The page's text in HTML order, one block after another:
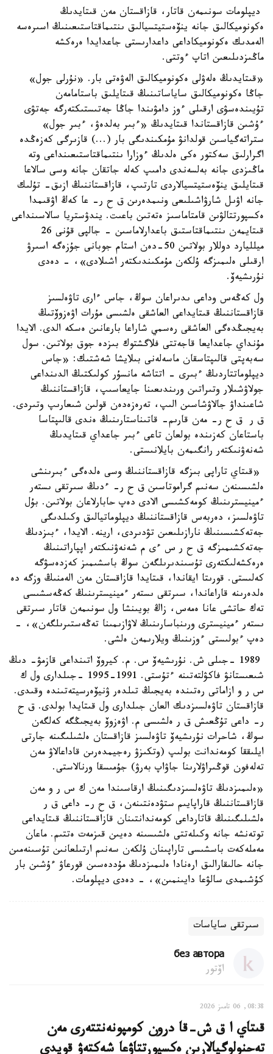
ديپلومات سونىمەن قاتار، قازاقستان مەن قىتايدىڭ
ەكونوميكالىق جانە ينۆەستيتسيالىق ىنتىماقتاستىعىنىڭ اسىرەسە
الەمدىك ەكونوميكاداعى داعدارىستى جاعدايدا ەرەكشە
ماڭىزدىلىعىن اتاپ ءوتتى.
«قىتايدىڭ ەلەۋلى ەكونوميكالىق الەۋەتى بار. «نۇرلى جول»
جاڭا ەكونوميكالىق ساياساتىنىڭ قىتايلىق باستامامەن
تۇيىندەسۋى ارقىلى ءوز دامۋىندا جاڭا جەتىستىكتەرگە جەتۋى
ءۇشىن قازاقستاندا قىتايدىڭ «ءبىر بەلدەۋ، ءبىر جول»
ستراتەگياسىن قولدانۋ مۇمكىندىگى بار (...) قازىرگى كەزەڭدە
اگرارلىق سەكتور ەكى ەلدىڭ ءوزارا ىنتىماقتاستىعىنداعى وتە
ماڭىزدى جانە بەلسەندى دامىپ كەلە جاتقان جانە وسى سالاعا
قىتايلىق ينۆەستيتسيالاردى تارتىپ، قازاقستاننىڭ ازىق- تۇلىك
جانە اۋىل شارۋاشىلىعى ونىمدەرىن ق ح ر- عا كەڭ اۋقىمدا
ەكسپورتتالۋىن قامتاماسىز ەتەتىن باعىت. يندۋستريا سالاسىنداعى
قىتايمەن ىنتىماقتاستىق باعدارلاماسىن - جالپى قۇنى 26
ميلليارد دوللار بولاتىن 50-دەن استام جوبانى جۇزەگە اسىرۋ
ارقىلى ەلىمىزگە ۇلكەن مۇمكىندىكتەر اشىلادى»، - دەدى
نۇرىشيەۆ.
ول كەڭەس وداعى ىدىراعان سوڭ، جاس ءارى تاۋەلسىز
قازاقستاننىڭ قىتايداعى العاشقى ەلشىسى مۇرات اۋەزوۆتىڭ
بەيجىڭدەگى العاشقى رەسمي شاراعا بارعانىن ەسكە الدى. الايدا
مۇنداي جاعدايعا قاجەتتى فلاگشتوك بىزدە جوق بولاتىن. سول
سەبەپتى قالىپتاسقان ماسەلەنى بىلايشا شەشتىك: «جاس
ديپلوماتتاردىڭ ءبىرى - اتتاشە مانسۇر كولىكتىڭ الدىنداعى
جولاۋشىلار وتىراتىن ورىندىعىنا جايعاسىپ، قازاقستاننىڭ
شاعىنداۋ جالاۋشاسىن الىپ، تەرەزەدەن قولىن شىعارىپ وتىردى.
ق ر ق ح ر- مەن قارىم- قاتىناستارىنىڭ ەندى قالىپتاسا
باستاعان كەزىندە بولعان تاعى ءبىر جاعداي قىتايدىڭ
شەنەۋنىكتەر رانگىمەن بايلانىستى.
«قىتاي تاراپى بىزگە قازاقستاننىڭ وسى ەلدەگى ءبىرىنشى
ەلشىسىنەن سەنىم گراموتاسىن ق ح ر- ءدىڭ سىرتقى ىستەر
ءمينيسترىنىڭ كومەكشىسى الادى دەپ حابارلاعان بولاتىن. بۇل
تاۋەلسىز، دەربەس قازاقستاننىڭ ديپلوماتيالىق وكىلدىگى
جەتەكشىسىنىڭ نارازىلىعىن تۋدىردى، ارينە. الايدا، ءبىزدىڭ
جەتەكشىمىزگە ق ح ر س ءى م شەنەۋنىكتەر اپپاراتىنىڭ
ەرەكشەلىكتەرى تۇسىندىرىلگەن سوڭ باسشىمىز كەزدەسۋگە
كەلىستى. قورىتا ايقاندا، قىتايدا قازاقستان مەن الەمنىڭ وزگە دە
ەلدەرىنە قاراعاندا، سىرتقى ىستەر ءمينيسترىنىڭ كەڭەسشىسى
تەك حاتشى عانا ەمەس، زاڭ بويىنشا ول سونىمەن قاتار سىرتقى
ىستەر ءمينيسترى ورىنباسارىنىڭ لاۋازىمىنا تەڭەستىرىلگەن»، -
دەپ ءبولىستى ءوزىنىڭ ويلارىمەن ەلشى.
1989 -جىلى ش. نۇرىشيەۆ س. م. كيروۆ اتىنداعى قازمۋ- دىڭ
شىعىستانۋ فاكۋلتەتىنە ءتۇستى. 1991-1995 -جىلدارى ول ك
س ر و ازاماتى رەتىندە بەيجىڭ تىلدەر ۋنيۆەرسيتەتىندە وقىدى.
قازاقستان تاۋەلسىزدىك العان جىلدارى ول قىتايدا بولدى. ق ح
ر- داعى تۇڭعىش ق ر ەلشىسى م. اۋەزوۆ بەيجىڭگە كەلگەن
سوڭ، شاحرات نۇرىشيەۆ تاۋەلسىز قازاقستان ەلشىلىگىنە جارتى
ايلىققا كومەندانت بولىپ (وتكىزۋ رەجيمدەرىن قاداعالاۋ مەن
تەلەفون قوڭىراۋلارىنا جاۋاپ بەرۋ) جۇمىسقا ورنالاستى.
«ەلىمىزدىڭ تاۋەلسىزدىگىنىڭ ارقاسىندا مەن ك س ر و مەن
قازاقستاننىڭ قاراپايىم ستۋدەنتىنەن، ق ح ر- داعى ق ر
ەلشىلىگىنىڭ قاتارداعى كومەندانتىنان قازاقستاننىڭ قىتايداعى
توتەنشە جانە وكىلەتتى ەلشىسىنە دەيىن قىزمەت ەتتىم. ماعان
مەملەكەت باسشىسى تاراپىنان ۇلكەن سەنىم ارتىلعانىن تۇسىنەمىن
جانە حالىقارالىق ارەنادا ەلىمىزدىڭ مۇددەسىن قورعاۋ ءۇشىن بار
كۇشىمدى سالۋعا دايىنمىن»، - دەدى ديپلومات.
سىرتقى ساياسات
без автора
اۆتور
08:38, 06 تامىز 2026
قىتاي ا ق ش-قا درون كومپونەنتتەرى مەن